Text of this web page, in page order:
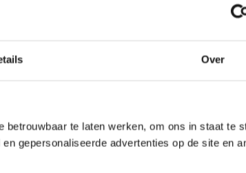
Over
te laten werken, om ons in staat te
gepersonaliseerde advertenties op de site en
de tijd om te acclimatiseren. De overgang
je inwerken en welkom in Belize!